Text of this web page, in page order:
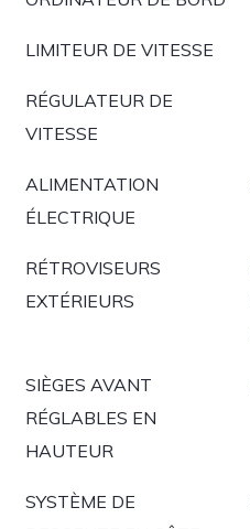
LIMITEUR DE VITESSE
RÉGULATEUR DE
VITESSE
ALIMENTATION
ÉLECTRIQUE
RÉTROVISEURS
EXTÉRIEURS
SIÈGES AVANT
RÉGLABLES EN
HAUTEUR
SYSTÈME DE